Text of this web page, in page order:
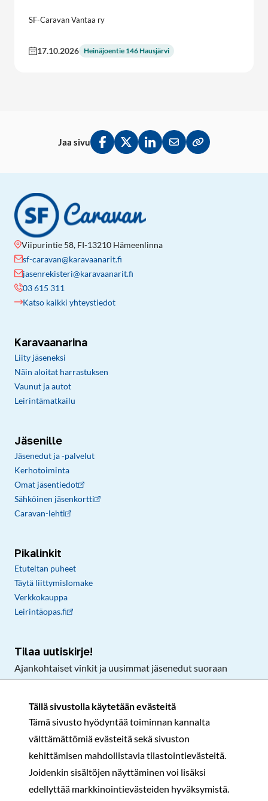
Tällä sivustolla käytetään evästeitä
Tämä sivusto hyödyntää toiminnan kannalta
välttämättömiä evästeitä sekä sivuston
kehittämisen mahdollistavia tilastointievästeitä.
Joidenkin sisältöjen näyttäminen voi lisäksi
edellyttää markkinointievästeiden hyväksymistä.
SF-Caravan Vantaa ry
17.10.2026 Heinäjoentie 146 Hausjärvi
Jaa sivu
Jaa Facebookissa
Jaa Twitterissä
Jaa LinkedInissä
Jaa sähköpostitse
Kopioi linkki
Viipurintie 58, FI-13210 Hämeenlinna
sf-caravan@karavaanarit.fi
jasenrekisteri@karavaanarit.fi
03 615 311
Katso kaikki yhteystiedot
Karavaanarina
Liity jäseneksi
Näin aloitat harrastuksen
Vaunut ja autot
Leirintämatkailu
Jäsenille
Jäsenedut ja -palvelut
Kerhotoiminta
Omat jäsentiedot
Sähköinen jäsenkortti
Caravan-lehti
Pikalinkit
Etuteltan puheet
Täytä liittymislomake
Verkkokauppa
Leirintäopas.fi
Tilaa uutiskirje!
Ajankohtaiset vinkit ja uusimmat jäsenedut suoraan
Rekisteri- ja tietosuojaselosteSopimusehdot